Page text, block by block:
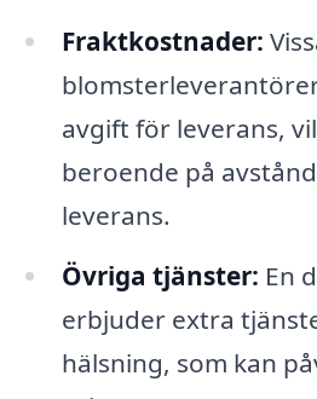
Fraktkostnader:
avgift för leverans,
beroende på
leverans.
Övriga tjänster: En
erbjuder extra
hälsning, som kan